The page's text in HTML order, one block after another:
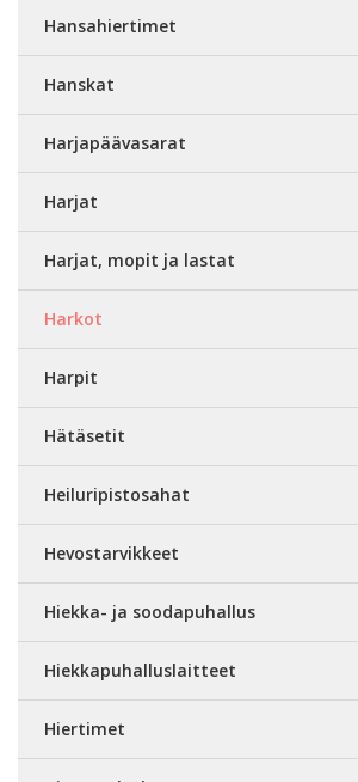
Hansahiertimet
Hanskat
Harjapäävasarat
Harjat
Harjat, mopit ja lastat
Harkot
Harpit
Hätäsetit
Heiluripistosahat
Hevostarvikkeet
Hiekka- ja soodapuhallus
Hiekkapuhalluslaitteet
Hiertimet